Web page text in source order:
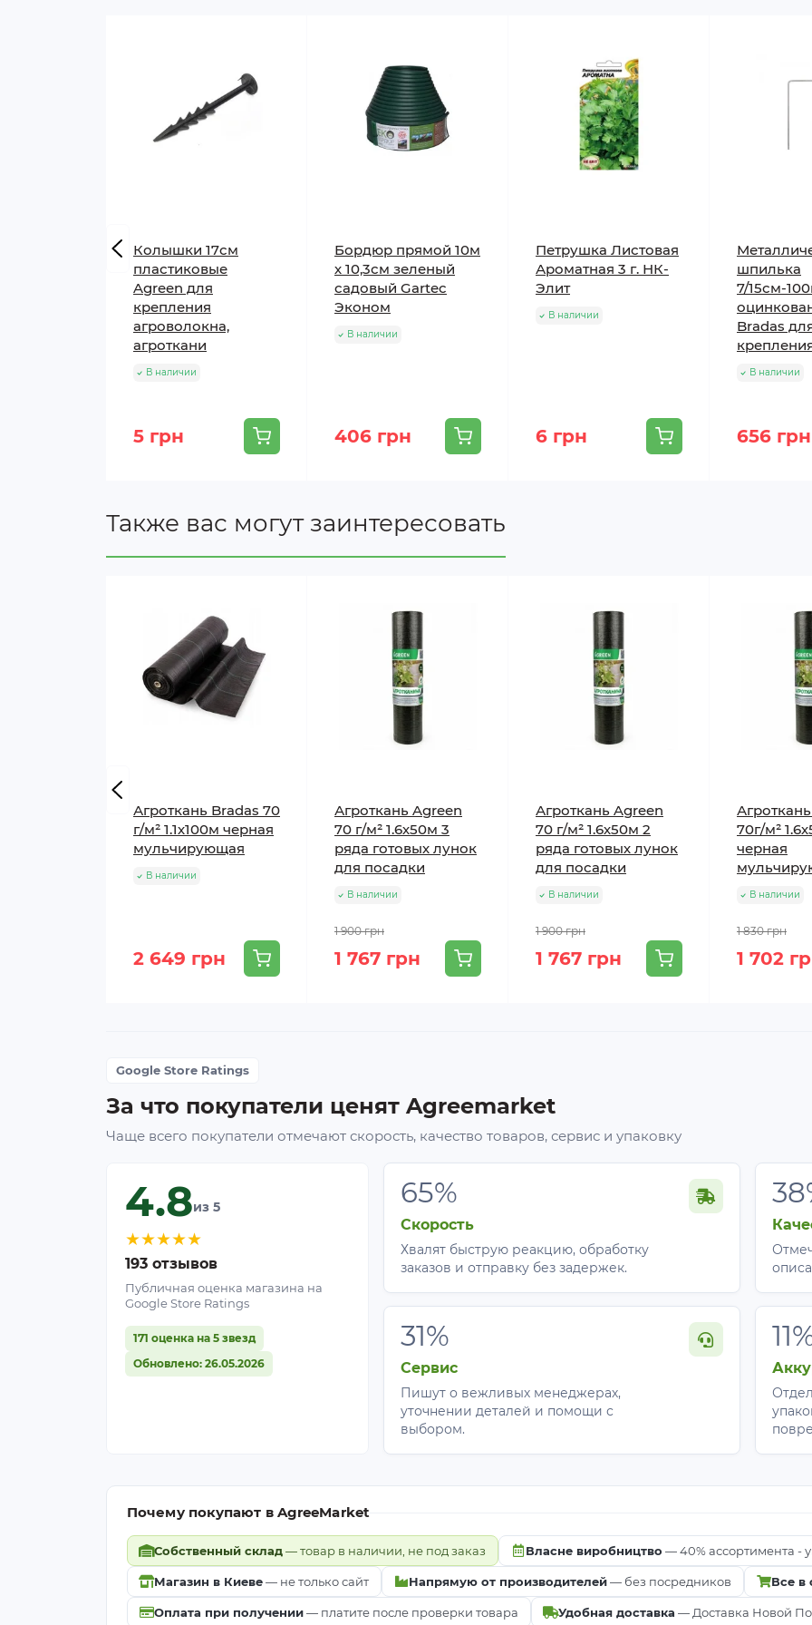
Колышки 17см
пластиковые
Agreen для
крепления
агроволокна,
агроткани
В наличии
5 грн
Бордюр прямой 10м
х 10,3см зеленый
садовый Gartec
Эконом
В наличии
406 грн
Петрушка Листовая
Ароматная 3 г. НК-
Элит
В наличии
6 грн
шпилька
7/15см-
Bradas
В наличии
656 грн
Также вас могут заинтересовать
Агроткань Bradas 70
г/м² 1.1х100м черная
мульчирующая
В наличии
2 649 грн
Агроткань Agreen
70 г/м² 1.6х50м 3
ряда готовых лунок
для посадки
В наличии
1 900 грн
1 767 грн
Агроткань Agreen
70 г/м² 1.6х50м 2
ряда готовых лунок
для посадки
В наличии
1 900 грн
1 767 грн
70г/м²
черная
В наличии
1 830 грн
1 702
Google Store Ratings
За что покупатели ценят Agreemarket
Чаще всего покупатели отмечают скорость, качество товаров, сервис и упаковку
4.8из 5
★★★★★
193 отзывов
Публичная оценка магазина на
Google Store Ratings
171 оценка на 5 звезд
Обновлено: 26.05.2026
65%
Скорость
Хвалят быструю реакцию, обработку
заказов и отправку без задержек.
31%
Сервис
Пишут о вежливых менеджерах,
уточнении деталей и помощи с
выбором.
Почему покупают в AgreeMarket
Собственный склад— товар в наличии, не под заказ Власне виробництво — 40% ассортимента -
Магазин в Киеве— не только сайт Напрямую от производителей— без посредников Все в
Оплата при получении— платите после проверки товара Удобная доставка — Доставка Новой